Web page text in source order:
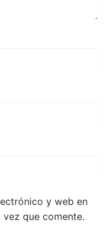
y web en
que comente.